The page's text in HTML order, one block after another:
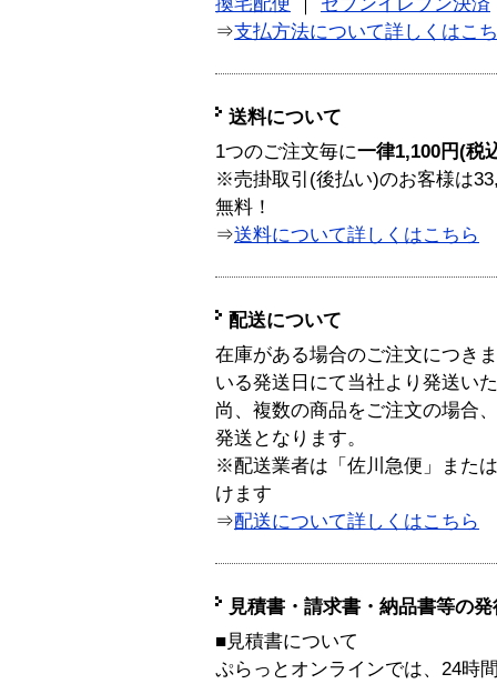
⇒支払方法について詳しくはこ
送料について
1つのご注文毎に一律1,100円(税
※売掛取引(後払い)のお客様は
無料！
⇒送料について詳しくはこちら
配送について
在庫がある場合のご注文につき
いる発送日にて当社より発送い
尚、複数の商品をご注文の場合
発送となります。
※配送業者は「佐川急便」また
けます
⇒配送について詳しくはこちら
見積書・請求書・納品書等の
■見積書について
ぷらっとオンラインでは、24時